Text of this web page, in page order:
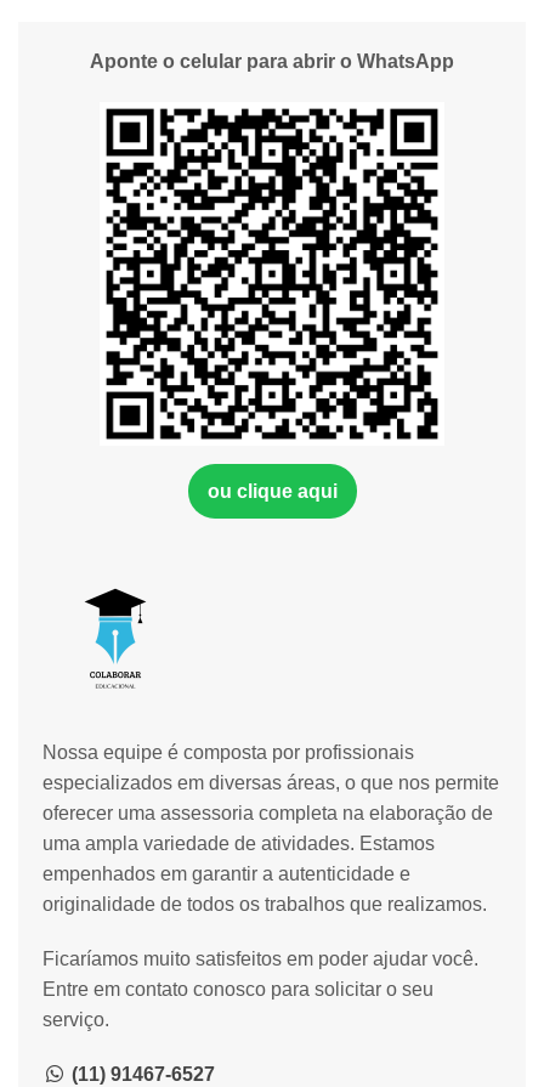
Nossa equipe é composta por profissionais
especializados em diversas áreas, o que nos permite
oferecer uma assessoria completa na elaboração de
uma ampla variedade de atividades. Estamos
empenhados em garantir a autenticidade e
originalidade de todos os trabalhos que realizamos.
Ficaríamos muito satisfeitos em poder ajudar você.
Entre em contato conosco para solicitar o seu
serviço.
(11) 91467-6527
Aponte o celular para abrir o WhatsApp
ou clique aqui